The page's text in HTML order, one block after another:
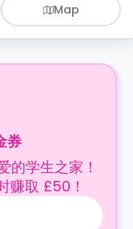
Map
券
的学生之家！
赚取 £50！